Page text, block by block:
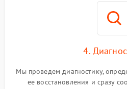
4.
Мы проведем диагностику,
ее восстановления и сразу